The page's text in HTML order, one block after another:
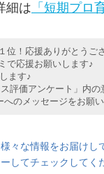
細は 「短期プロ
位！応援ありがとうご
で応援お願いします♪
ます♪
評価アンケート」内の
のメッセージをお願
々な情報をお届けし
してチェックしてく